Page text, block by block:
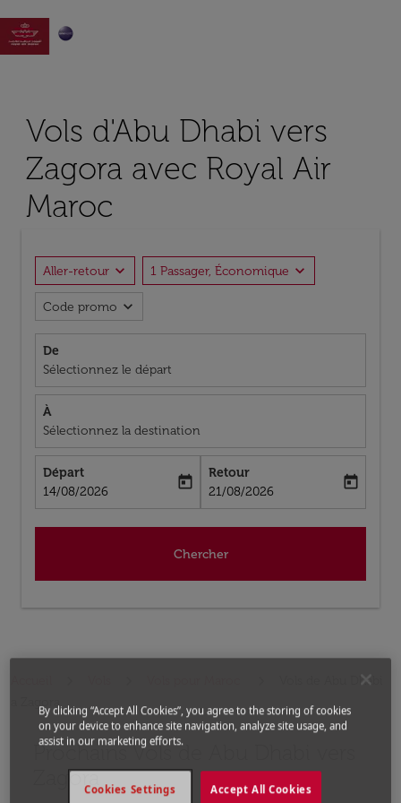

Vols d'Abu Dhabi vers
Zagora avec Royal Air
Maroc
Aller-retour expand_more 1 Passager, Économique expand_more
Code promo expand_more
De
Sélectionnez le départ
À
Sélectionnez la destination
Départ
fc-booking-departure-date-aria-label
14/08/2026
today
Retour
fc-booking-return-date-aria-label
21/08/2026
today
Chercher
Vols de Abu Dhabi
a Zagora
Prochains Vols de Abu Dhabi vers
Zagora
Aucun tarif trouvé pour les options populaires
By clicking “Accept All Cookies”, you agree to the storing of cookies
on your device to enhance site navigation, analyze site usage, and
assist in our marketing efforts.
Accept All Cookies
Cookies Settings